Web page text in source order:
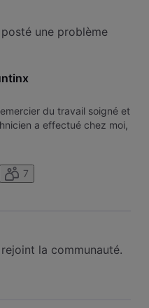
une problème
du travail soigné et
a effectué chez moi,
7
la communauté.